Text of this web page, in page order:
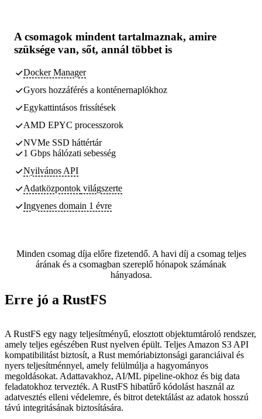
A csomagok mindent tartalmaznak, amire
szüksége van, sőt, annál többet is
Docker Manager
Gyors hozzáférés a konténernaplókhoz
Egykattintásos frissítések
AMD EPYC processzorok
NVMe SSD háttértár
1 Gbps hálózati sebesség
Nyilvános API
Adatközpontok világszerte
Ingyenes domain 1 évre
Minden csomag díja előre fizetendő. A havi díj a csomag teljes
árának és a csomagban szereplő hónapok számának
hányadosa.
Erre jó a RustFS
A RustFS egy nagy teljesítményű, elosztott objektumtároló rendszer,
amely teljes egészében Rust nyelven épült. Teljes Amazon S3 API
kompatibilitást biztosít, a Rust memóriabiztonsági garanciáival és
nyers teljesítménnyel, amely felülmúlja a hagyományos
megoldásokat. Adattavakhoz, AI/ML pipeline-okhoz és big data
feladatokhoz tervezték. A RustFS hibatűrő kódolást használ az
adatvesztés elleni védelemre, és bitrot detektálást az adatok hosszú
távú integritásának biztosítására.